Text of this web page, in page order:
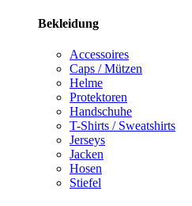
Bekleidung
Accessoires
Caps / Mützen
Helme
Protektoren
Handschuhe
T-Shirts / Sweatshirts
Jerseys
Jacken
Hosen
Stiefel